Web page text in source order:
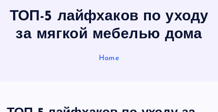
ТОП-5 лайфхаков по уходу
за мягкой мебелью дома
Home